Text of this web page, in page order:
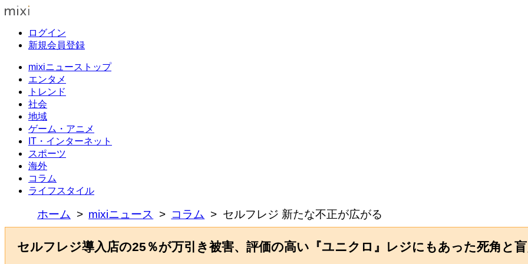
ログイン
新規会員登録
mixiニューストップ
エンタメ
トレンド
社会
地域
ゲーム・アニメ
IT・インターネット
スポーツ
海外
コラム
ライフスタイル
ホーム mixiニュース コラム セルフレジ 新たな不正が広がる
セルフレジ導入店の25％が万引き被害、評価の高い『ユニクロ』レジにもあった死角と